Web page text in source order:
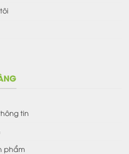
tin
phẩm